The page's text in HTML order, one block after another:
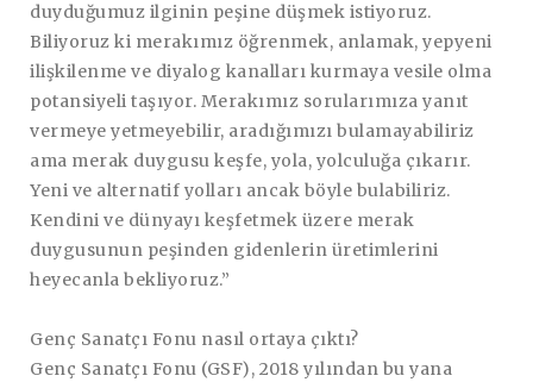
duyduğumuz ilginin peşine düşmek istiyoruz.
Biliyoruz ki merakımız öğrenmek, anlamak, yepyeni
ilişkilenme ve diyalog kanalları kurmaya vesile olma
potansiyeli taşıyor. Merakımız sorularımıza yanıt
vermeye yetmeyebilir, aradığımızı bulamayabiliriz
ama merak duygusu keşfe, yola, yolculuğa çıkarır.
Yeni ve alternatif yolları ancak böyle bulabiliriz.
Kendini ve dünyayı keşfetmek üzere merak
duygusunun peşinden gidenlerin üretimlerini
heyecanla bekliyoruz.”
Genç Sanatçı Fonu nasıl ortaya çıktı?
Genç Sanatçı Fonu (GSF), 2018 yılından bu yana